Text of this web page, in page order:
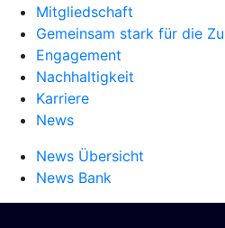
Mitgliedschaft
Gemeinsam stark für die
Engagement
Nachhaltigkeit
Karriere
News
News Übersicht
News Bank